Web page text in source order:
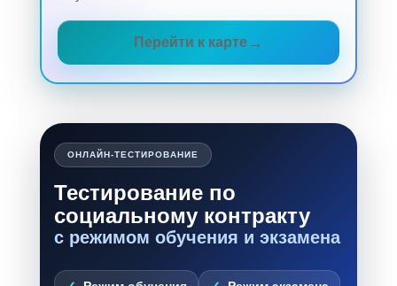
Перейти к карте
ОНЛАЙН-ТЕСТИРОВАНИЕ
Тестирование по
социальному контракту
с режимом обучения и экзамена